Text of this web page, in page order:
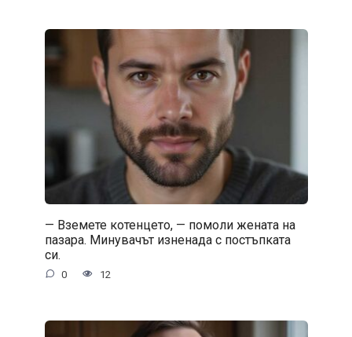
— Вземете котенцето, — помоли жената на
пазара. Минувачът изненада с постъпката
си.
0 12